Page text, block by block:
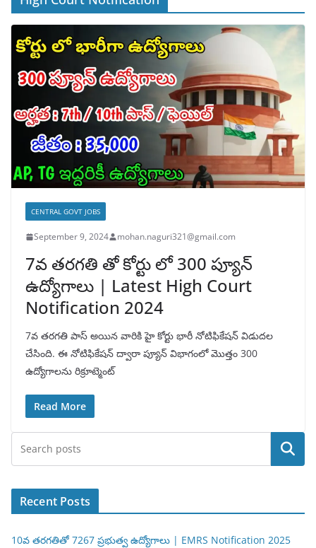
CENTRAL GOVT JOBS
September 9, 2024 mohan.naguri321@gmail.com
7వ తరగతి తో కోర్టు లో 300 ప్యూన్
ఉద్యోగాలు | Latest High Court
Notification 2024
7వ తరగతి పాస్ అయిన వారికి హై కోర్టు భారీ నోటిఫికేషన్ విడుదల
చేసింది. ఈ నోటిఫికేషన్ ద్వారా ప్యూన్ విభాగంలో మొత్తం 300
ఉద్యోగాలను రిక్రూట్మెంట్
Read More
Search
Recent Posts
10వ తరగతితో 7267 ప్రభుత్వ ఉద్యోగాలు | EMRS Notification 2025